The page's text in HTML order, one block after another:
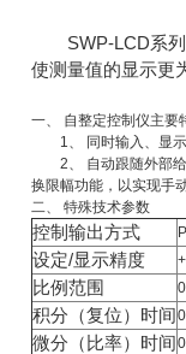
SWP-LCD系列
使测量值的显示更
一、 自整定控制仪主要
1、 同时输入、显示
2、 自动跟随外部给
换限幅功能，以实现手
二、 特殊技术参数
控制输出方式
设定/显示精度
比例范围
积分（复位）时间
微分（比率）时间